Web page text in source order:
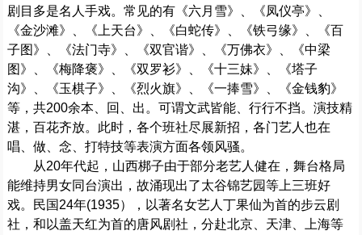
剧目多是名人手戏。常见的有《六月雪》、《凤仪亭》、
《金沙滩》、《上天台》、《白蛇传》、《铁弓缘》、《百
子图》、《法门寺》、《双官谐》、《万佛衣》、《中梁
图》、《梅降褒》、《双罗衫》、《十三妹》、《塔子
沟》、《玉棋子》、《烈火旗》、《一捧雪》、《金钱豹》
等，共200余本、回、出。可谓文武皆能、行行不挡。演技精
湛，百花齐放。此时，各个班社尽展新招，各门艺人也在
唱、做、念、打特技等表演方面各领风骚。
从20年代起，山西梆子由于部分老艺人健在，舞台格局
能维持男女同台演出，故涌现出了太谷锦艺园等上三班好
戏。民国24年(1935），以著名女艺人丁果仙为首的步云剧
社，和以盖天红为首的唐风剧社，分赴北京、天津、上海等